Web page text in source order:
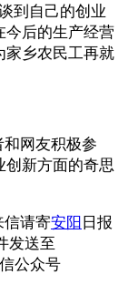
到自己的创业
今后的生产经营
家乡农民工再就
和网友积极参
创新方面的奇思
信请寄安阳 日报
发送至
公众号